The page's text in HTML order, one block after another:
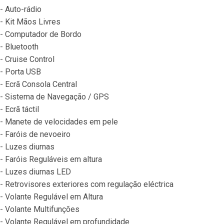
- Auto-rádio
- Kit Mãos Livres
- Computador de Bordo
- Bluetooth
- Cruise Control
- Porta USB
- Ecrã Consola Central
- Sistema de Navegação / GPS
- Ecrã táctil
- Manete de velocidades em pele
- Faróis de nevoeiro
- Luzes diurnas
- Faróis Reguláveis em altura
- Luzes diurnas LED
- Retrovisores exteriores com regulação eléctrica
- Volante Regulável em Altura
- Volante Multifunções
- Volante Regulável em profundidade